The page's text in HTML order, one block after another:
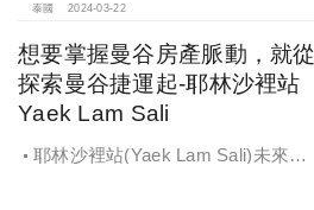
泰國 2024-03-22
想要掌握曼谷房產脈動，就從
探索曼谷捷運起-耶林沙裡站
Yaek Lam Sali
耶林沙裡站(Yaek Lam Sali)未來將